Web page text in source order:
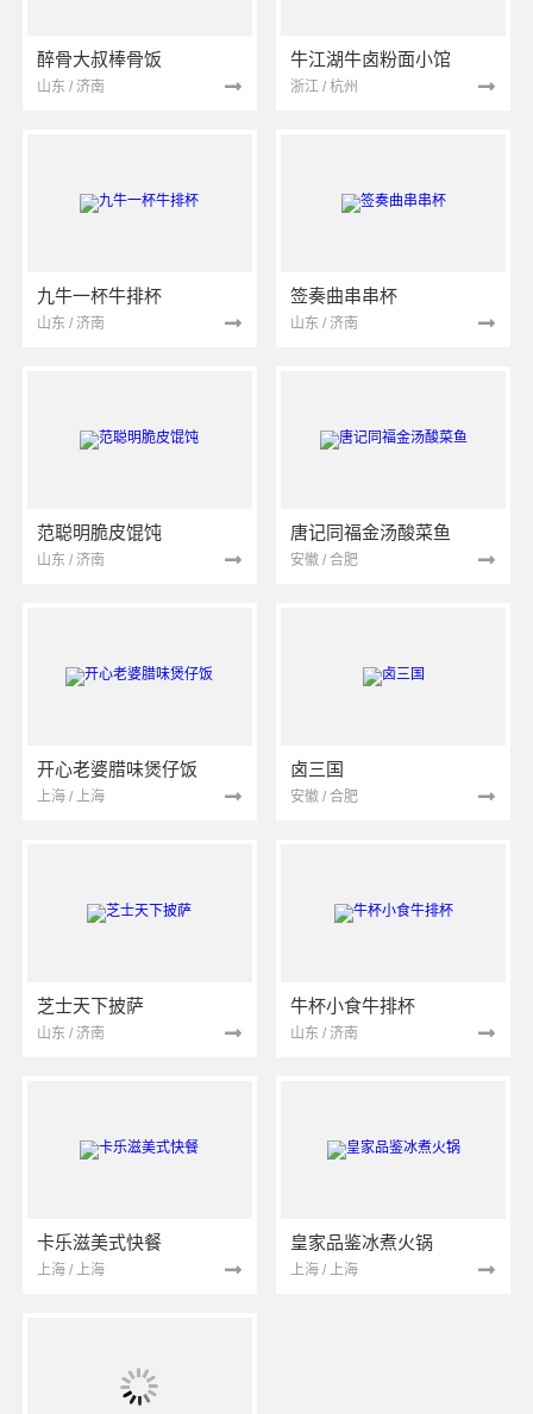
醉骨大叔棒骨饭
山东 / 济南
牛江湖牛卤粉面小馆
浙江 / 杭州
九牛一杯牛排杯
山东 / 济南
签奏曲串串杯
山东 / 济南
范聪明脆皮馄饨
山东 / 济南
唐记同福金汤酸菜鱼
安徽 / 合肥
开心老婆腊味煲仔饭
上海 / 上海
卤三国
安徽 / 合肥
芝士天下披萨
山东 / 济南
牛杯小食牛排杯
山东 / 济南
卡乐滋美式快餐
上海 / 上海
皇家品鉴冰煮火锅
上海 / 上海